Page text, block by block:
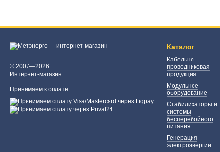
© 2007—2026
Интернет-магазин
Принимаем к оплате
Каталог
Кабельно-
проводниковая
продукция
Модульное
оборудование
Стабилизаторы и
системы
бесперебойного
питания
Генерация
электроэнергии